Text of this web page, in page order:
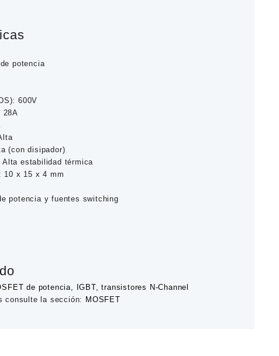
potencia
600V
28A
(con disipador)
Alta estabilidad térmica
10 x 15 x 4 mm
potencia y fuentes switching
de potencia, IGBT, transistores N-Channel
consulte la sección:
MOSFET